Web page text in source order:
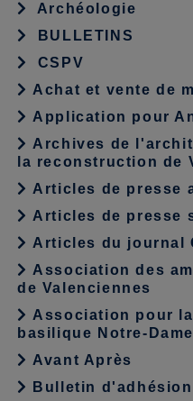
Archéologie
BULLETINS
CSPV
Achat et vente de
Application pour
Archives de
la reconstruction de
Articles de presse
Articles de presse
Articles du journal
Association des
de Valenciennes
Association pour
basilique Notre-
Avant Après
Bulletin